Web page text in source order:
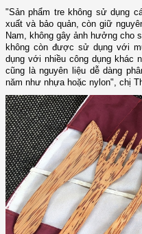
"Sản phẩm tre không sử dụng
xuất và bảo quản, còn giữ
Nam, không gây ảnh hưởng cho
không còn được sử dụng với
dụng với nhiều công dụng khác
cũng là nguyên liệu dễ dàng
năm như nhựa hoặc nylon", chị